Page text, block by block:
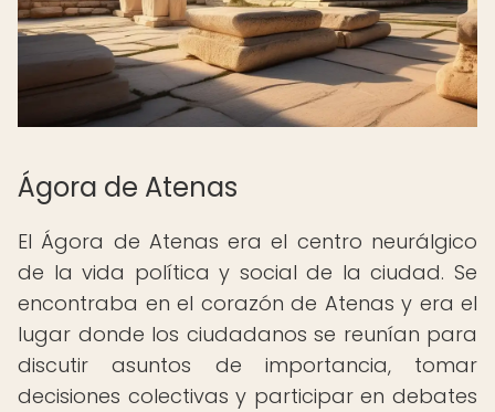
Ágora de Atenas
El Ágora de Atenas era el centro neurálgico
de la vida política y social de la ciudad. Se
encontraba en el corazón de Atenas y era el
lugar donde los ciudadanos se reunían para
discutir asuntos de importancia, tomar
decisiones colectivas y participar en debates